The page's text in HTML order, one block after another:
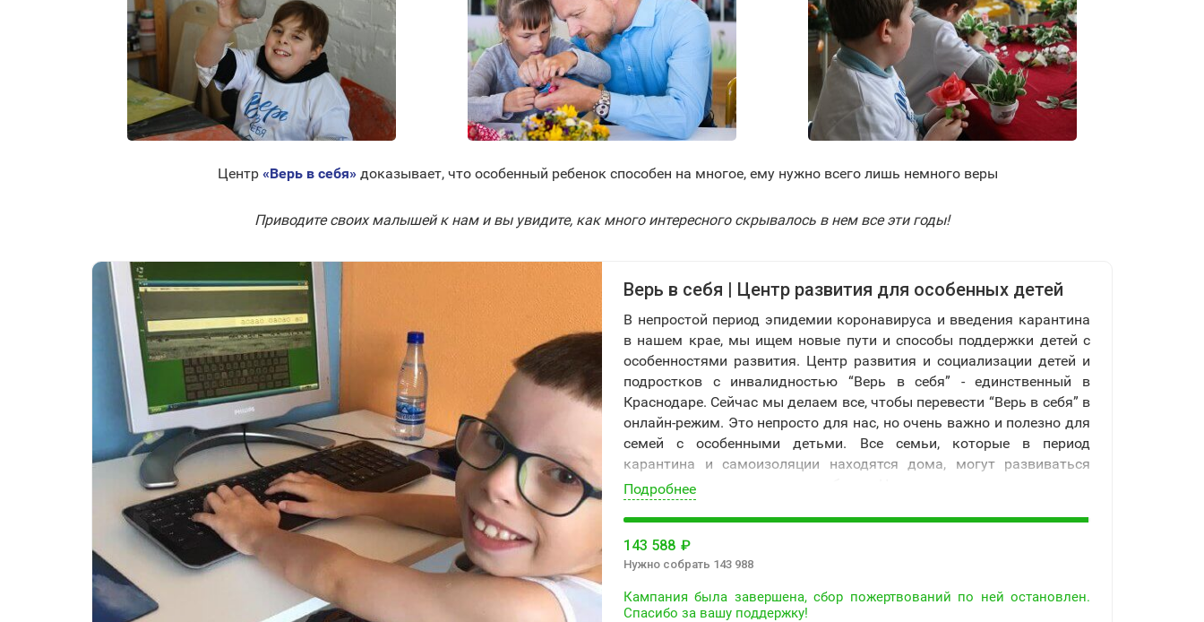
⠀Центр «Верь в себя»доказывает, что особенный ребенок способен на многое, ему нужно всего лишь немного веры
Приводите своих малышей к нам и вы увидите, как много интересного скрывалось в нем все эти годы!
Верь в себя | Центр развития для особенных детей
В непростой период эпидемии коронавируса и введения карантина
в нашем крае, мы ищем новые пути и способы поддержки детей с
особенностями развития. Центр развития и социализации детей и
подростков с инвалидностью “Верь в себя” - единственный в
Краснодаре. Сейчас мы делаем все, чтобы перевести “Верь в себя” в
онлайн-режим. Это непросто для нас, но очень важно и полезно для
семей с особенными детьми. Все семьи, которые в период
карантина и самоизоляции находятся дома, могут развиваться
сами и учить новому своего ребенка. Нам нужна ваша поддержка.
Подробнее
143 588 ₽
Нужно собрать 143 988
Кампания была завершена, сбор пожертвований по ней остановлен.
Спасибо за вашу поддержку!